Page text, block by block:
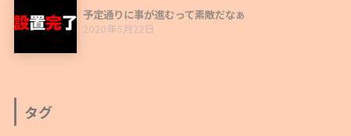
予定通りに事が進むって素敵だなぁ
2020年5月22日
タグ